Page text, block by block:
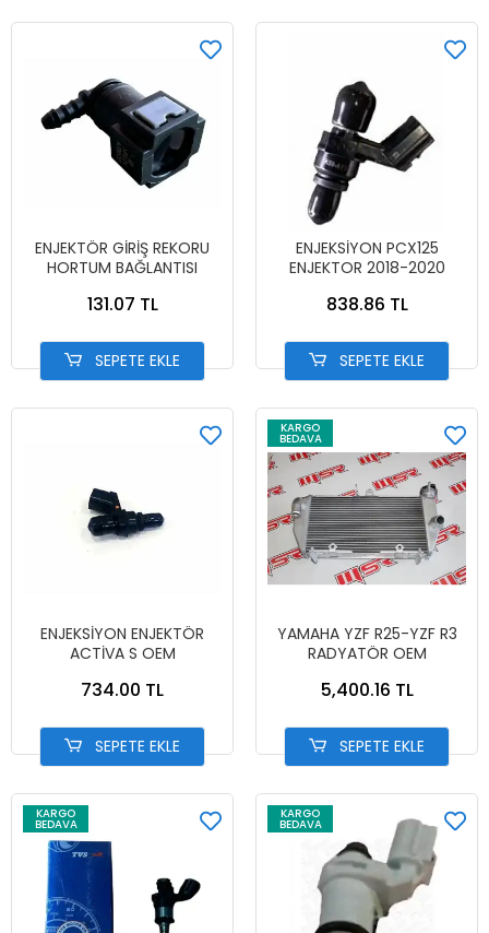
ENJEKTÖR GİRİŞ REKORU
HORTUM BAĞLANTISI
131.07 TL
SEPETE EKLE
ENJEKSİYON PCX125
ENJEKTOR 2018-2020
838.86 TL
SEPETE EKLE
ENJEKSİYON ENJEKTÖR
ACTİVA S OEM
734.00 TL
SEPETE EKLE
KARGO
BEDAVA
YAMAHA YZF R25-YZF R3
RADYATÖR OEM
5,400.16 TL
SEPETE EKLE
KARGO
BEDAVA
KARGO
BEDAVA